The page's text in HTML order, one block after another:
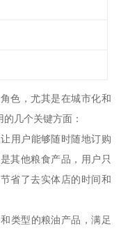
色，尤其是在城市化和
几个关键方面：
用户能够随时随地订购
其他粮食产品，用户只
省了去实体店的时间和
类型的粮油产品，满足